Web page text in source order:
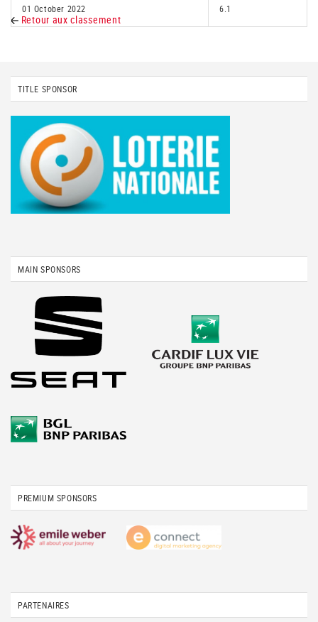
01 October 2022 6.1
Retour aux classement
TITLE SPONSOR
MAIN SPONSORS
PREMIUM SPONSORS
PARTENAIRES